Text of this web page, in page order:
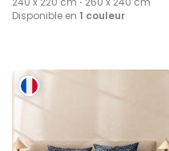
Disponible en 1 couleur